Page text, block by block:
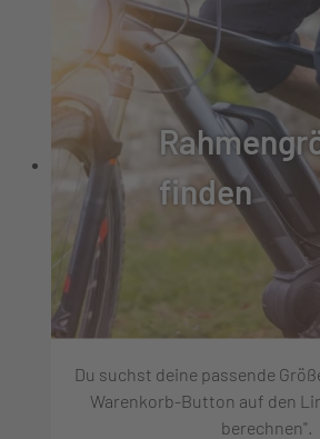
finden
Du suchst deine passende
Warenkorb-Button auf den
berechnen".